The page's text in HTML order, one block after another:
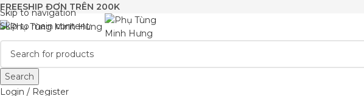
Skip to navigation
Skip to main content
FREESHIP ĐƠN TRÊN 200K
Search
Login / Register